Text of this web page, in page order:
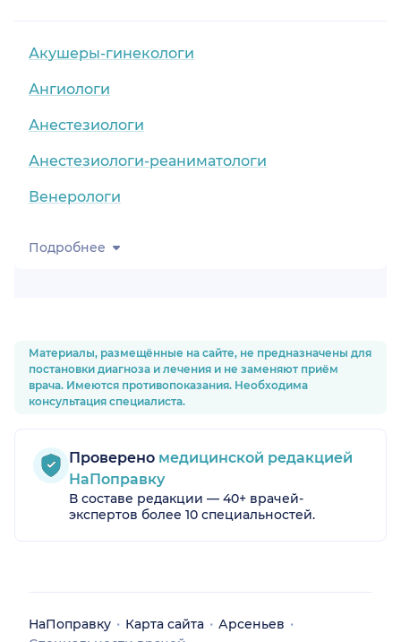
Акушеры-гинекологи
Ангиологи
Анестезиологи
Анестезиологи-реаниматологи
Венерологи
Подробнее
Материалы, размещённые на сайте, не предназначены для
постановки диагноза и лечения и не заменяют приём
врача. Имеются противопоказания. Необходима
консультация специалиста.
Проверено медицинской редакцией
НаПоправку
В составе редакции — 40+ врачей-
экспертов более 10 специальностей.
НаПоправку Карта сайта
Арсеньев